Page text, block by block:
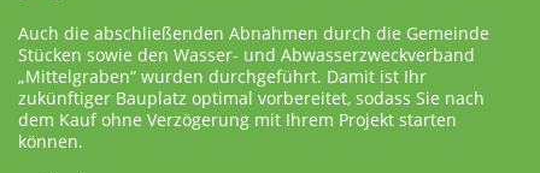
Auch die abschließenden Abnahmen durch die Gemeinde
Stücken sowie den Wasser- und Abwasserzweckverband
„Mittelgraben“ wurden durchgeführt. Damit ist Ihr
zukünftiger Bauplatz optimal vorbereitet, sodass Sie nach
dem Kauf ohne Verzögerung mit Ihrem Projekt starten
können.